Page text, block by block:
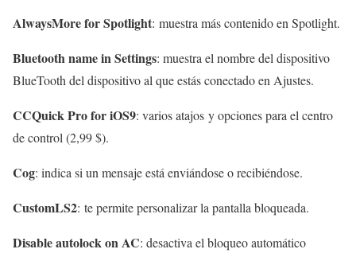
AlwaysMore for Spotlight: muestra más contenido en Spotlight.
Bluetooth name in Settings: muestra el nombre del dispositivo
BlueTooth del dispositivo al que estás conectado en Ajustes.
CCQuick Pro for iOS9: varios atajos y opciones para el centro
de control (2,99 $).
Cog: indica si un mensaje está enviándose o recibiéndose.
CustomLS2: te permite personalizar la pantalla bloqueada.
Disable autolock on AC: desactiva el bloqueo automático